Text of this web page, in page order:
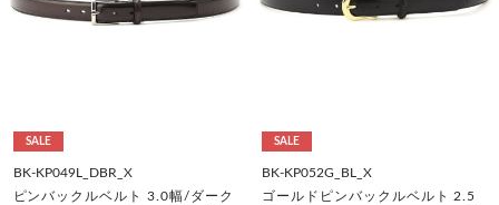
SALE
BK-KP049L_DBR_X
ピンバックルベルト 3.0幅/ダーク
SALE
BK-KP052G_BL_X
ゴールドピンバックルベルト 2.5